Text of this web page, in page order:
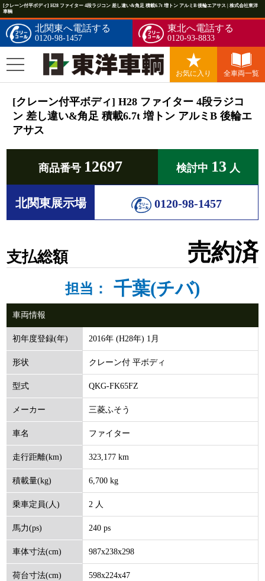
[クレーン付平ボディ] H28 ファイター 4段ラジコン 差し違い&角足 積載6.7t 増トン アルミB 後輪エアサス | 株式会社東洋
車輌
北関東へ電話する
0120-98-1457
東北へ電話する
0120-93-8833
お気に入り 全車両一覧
[クレーン付平ボディ] H28 ファイター 4段ラジコ
ン 差し違い&角足 積載6.7t 増トン アルミB 後輪エ
アサス
商品番号 12697 検討中 13 人
北関東展示場 0120-98-1457
支払総額 売約済
担当： 千葉(チバ)
車両情報
初年度登録(年) 2016年 (H28年) 1月
形状 クレーン付 平ボディ
型式 QKG-FK65FZ
メーカー 三菱ふそう
車名 ファイター
走行距離(km) 323,177 km
積載量(kg) 6,700 kg
乗車定員(人) 2 人
馬力(ps) 240 ps
車体寸法(cm) 987x238x298
荷台寸法(cm) 598x224x47